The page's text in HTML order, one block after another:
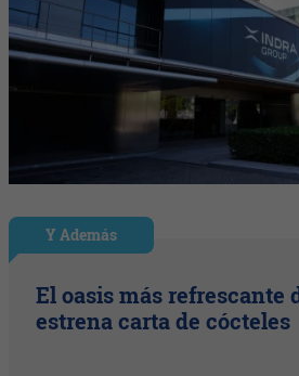
Y Además
El oasis más refrescante
estrena carta de cócteles